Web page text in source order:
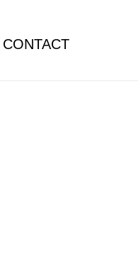
CONTACT